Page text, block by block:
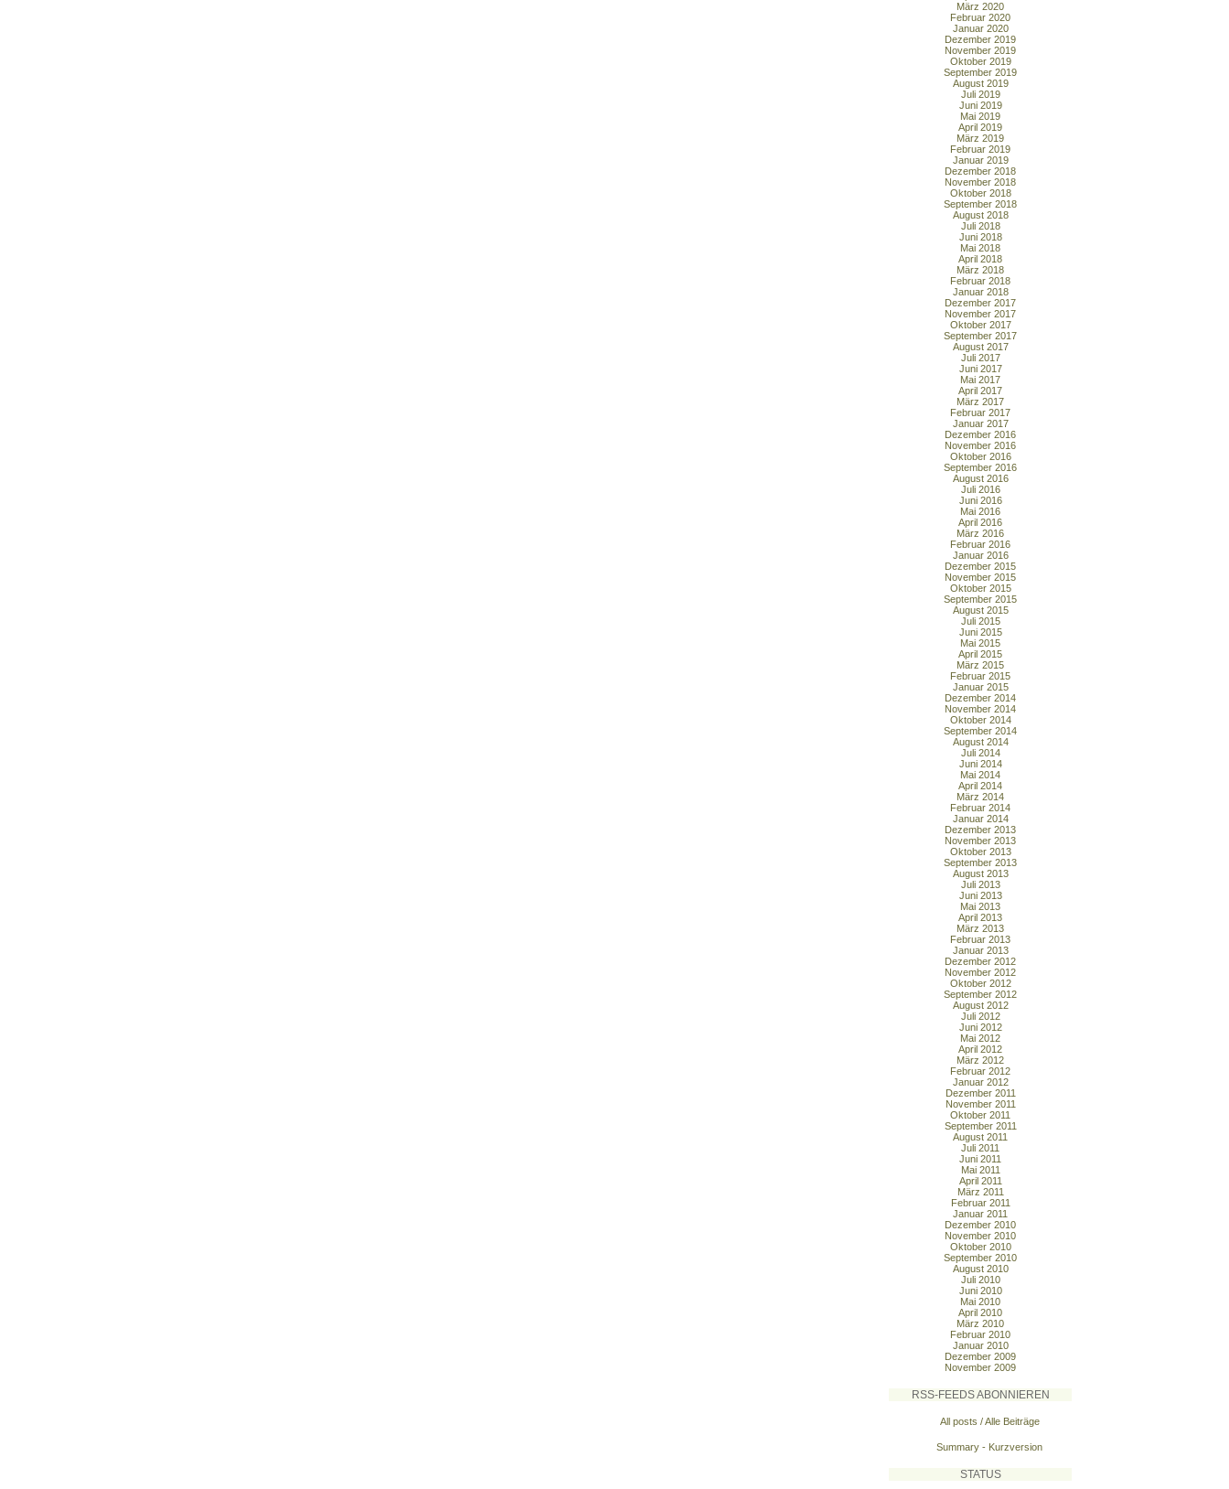
März 2020
Februar 2020
Januar 2020
Dezember 2019
November 2019
Oktober 2019
September 2019
August 2019
Juli 2019
Juni 2019
Mai 2019
April 2019
März 2019
Februar 2019
Januar 2019
Dezember 2018
November 2018
Oktober 2018
September 2018
August 2018
Juli 2018
Juni 2018
Mai 2018
April 2018
März 2018
Februar 2018
Januar 2018
Dezember 2017
November 2017
Oktober 2017
September 2017
August 2017
Juli 2017
Juni 2017
Mai 2017
April 2017
März 2017
Februar 2017
Januar 2017
Dezember 2016
November 2016
Oktober 2016
September 2016
August 2016
Juli 2016
Juni 2016
Mai 2016
April 2016
März 2016
Februar 2016
Januar 2016
Dezember 2015
November 2015
Oktober 2015
September 2015
August 2015
Juli 2015
Juni 2015
Mai 2015
April 2015
März 2015
Februar 2015
Januar 2015
Dezember 2014
November 2014
Oktober 2014
September 2014
August 2014
Juli 2014
Juni 2014
Mai 2014
April 2014
März 2014
Februar 2014
Januar 2014
Dezember 2013
November 2013
Oktober 2013
September 2013
August 2013
Juli 2013
Juni 2013
Mai 2013
April 2013
März 2013
Februar 2013
Januar 2013
Dezember 2012
November 2012
Oktober 2012
September 2012
August 2012
Juli 2012
Juni 2012
Mai 2012
April 2012
März 2012
Februar 2012
Januar 2012
Dezember 2011
November 2011
Oktober 2011
September 2011
August 2011
Juli 2011
Juni 2011
Mai 2011
April 2011
März 2011
Februar 2011
Januar 2011
Dezember 2010
November 2010
Oktober 2010
September 2010
August 2010
Juli 2010
Juni 2010
Mai 2010
April 2010
März 2010
Februar 2010
Januar 2010
Dezember 2009
November 2009
RSS-FEEDS ABONNIEREN
All posts / Alle Beiträge
Summary - Kurzversion
STATUS